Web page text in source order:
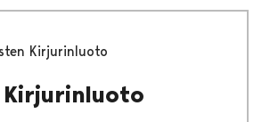
Kirjurinluoto
Kirjurinluoto